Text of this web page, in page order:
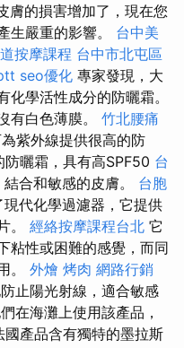
膚的損害增加了，現在您
生嚴重的影響。 台中美
按摩課程 台中市北屯區
seo優化 專家發現，大
學活性成分的防曬霜。
有白色薄膜。 竹北腰痛
紫外線提供很高的防
曬霜，具有高SPF50 台
合和敏感的皮膚。 台胞
現代化學過濾器，它提供
。 經絡按摩課程台北 它
粘性或困難的感覺，而同
。 外燴 烤肉 網路行銷
止陽光射線，適合敏感
在海灘上使用該產品，
國產品含有獨特的墨拉斯